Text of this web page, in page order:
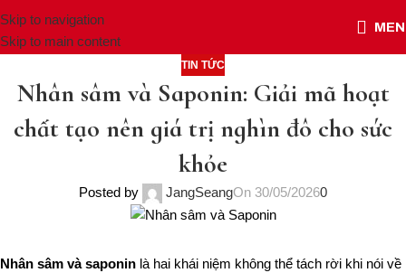
Skip to navigation
Skip to main content
TIN TỨC
Nhân sâm và Saponin: Giải mã hoạt
chất tạo nên giá trị nghìn đô cho sức
khỏe
Posted by JangSeangOn 30/05/20260
Nhân sâm và saponin là hai khái niệm không thể tách rời khi nói về